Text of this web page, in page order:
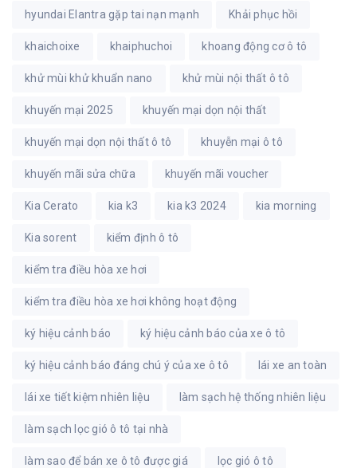
hyundai Elantra gặp tai nạn mạnh Khải phục hồi
khaichoixe khaiphuchoi khoang động cơ ô tô
khử mùi khử khuẩn nano khử mùi nội thất ô tô
khuyến mại 2025 khuyến mại dọn nội thất
khuyến mại dọn nội thất ô tô khuyễn mại ô tô
khuyến mãi sửa chữa khuyến mãi voucher
Kia Cerato kia k3 kia k3 2024 kia morning
Kia sorent kiểm định ô tô
kiểm tra điều hòa xe hơi
kiểm tra điều hòa xe hơi không hoạt động
ký hiệu cảnh báo ký hiệu cảnh báo của xe ô tô
ký hiệu cảnh báo đáng chú ý của xe ô tô lái xe an toàn
lái xe tiết kiệm nhiên liệu làm sạch hệ thống nhiên liệu
làm sạch lọc gió ô tô tại nhà
làm sao để bán xe ô tô được giá lọc gió ô tô